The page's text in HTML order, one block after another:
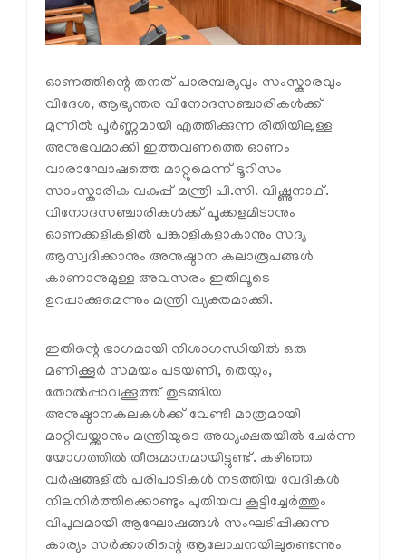
ഓണത്തിന്റെ തനത് പാരമ്പര്യവും സംസ്കാരവും
വിദേശ, ആഭ്യന്തര വിനോദസഞ്ചാരികൾക്ക്
മുന്നിൽ പൂർണ്ണമായി എത്തിക്കുന്ന രീതിയിലുള്ള
അനുഭവമാക്കി ഇത്തവണത്തെ ഓണം
വാരാഘോഷത്തെ മാറ്റുമെന്ന് ടൂറിസം
സാംസ്കാരിക വകുപ്പ് മന്ത്രി പി.സി. വിഷ്ണുനാഥ്.
വിനോദസഞ്ചാരികൾക്ക് പൂക്കളമിടാനും
ഓണക്കളികളിൽ പങ്കാളികളാകാനും സദ്യ
ആസ്വദിക്കാനും അനുഷ്ഠാന കലാരൂപങ്ങൾ
കാണാനുമുള്ള അവസരം ഇതിലൂടെ
ഉറപ്പാക്കുമെന്നും മന്ത്രി വ്യക്തമാക്കി.
ഇതിന്റെ ഭാഗമായി നിശാഗന്ധിയിൽ ഒരു
മണിക്കൂർ സമയം പടയണി, തെയ്യം,
തോൽപ്പാവക്കൂത്ത് തുടങ്ങിയ
അനുഷ്ഠാനകലകൾക്ക് വേണ്ടി മാത്രമായി
മാറ്റിവയ്ക്കാനും മന്ത്രിയുടെ അധ്യക്ഷതയിൽ ചേർന്ന
യോഗത്തിൽ തീരുമാനമായിട്ടുണ്ട്. കഴിഞ്ഞ
വർഷങ്ങളിൽ പരിപാടികൾ നടത്തിയ വേദികൾ
നിലനിർത്തിക്കൊണ്ടും പുതിയവ കൂട്ടിച്ചേർത്തും
വിപുലമായി ആഘോഷങ്ങൾ സംഘടിപ്പിക്കുന്ന
കാര്യം സർക്കാരിന്റെ ആലോചനയിലുണ്ടെന്നും